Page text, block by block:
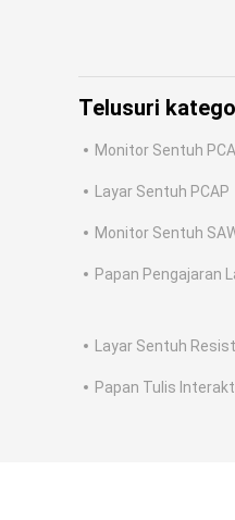
Telusuri
Monitor Sentuh
Layar Sentuh PCAP
Monitor Sentuh
Papan Pengajaran
Layar Sentuh
Papan Tulis